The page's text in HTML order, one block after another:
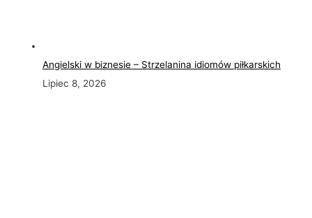
Angielski w biznesie – Strzelanina idiomów piłkarskich
Lipiec 8, 2026